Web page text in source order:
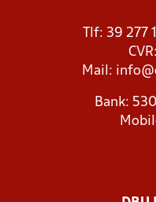
Tlf: 39
Mail:
Bank: